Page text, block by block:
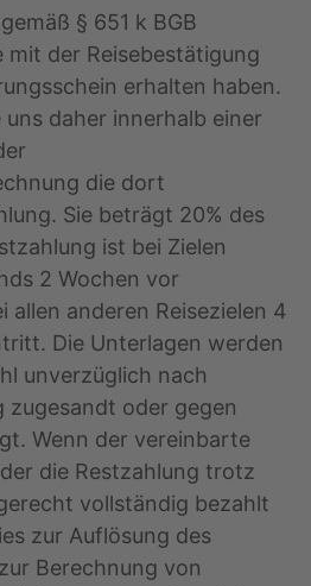
§ 651 k BGB
mit der Reisebestätigung
erhalten haben.
daher innerhalb einer
die dort
Sie beträgt 20% des
ist bei Zielen
2 Wochen vor
allen anderen Reisezielen 4
Die Unterlagen werden
unverzüglich nach
zugesandt oder gegen
Wenn der vereinbarte
die Restzahlung trotz
vollständig bezahlt
zur Auflösung des
Berechnung von